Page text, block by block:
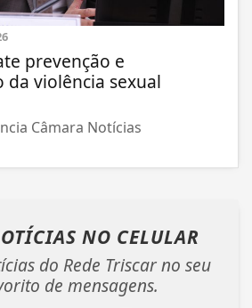
prevenção e
violência sexual
Câmara Notícias
NO CELULAR
do Rede Triscar no seu
de mensagens.